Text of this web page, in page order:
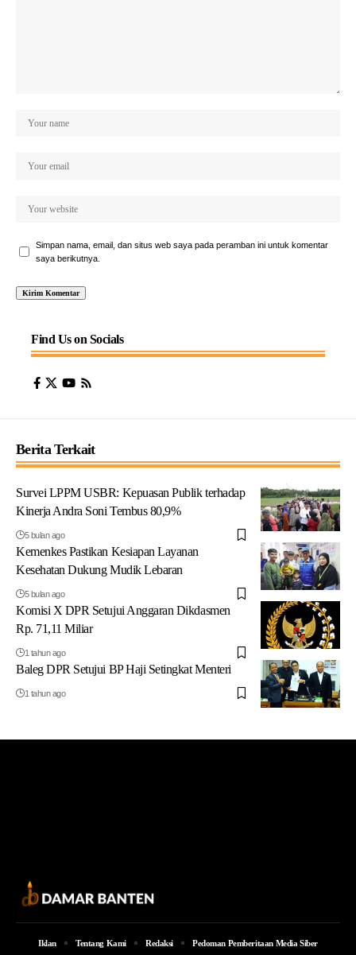
Simpan nama, email, dan situs web saya pada peramban ini untuk komentar
saya berikutnya.
Find Us on Socials
Berita Terkait
Survei LPPM USBR: Kepuasan Publik terhadap
Kinerja Andra Soni Tembus 80,9%
5 bulan ago
Kemenkes Pastikan Kesiapan Layanan
Kesehatan Dukung Mudik Lebaran
5 bulan ago
Komisi X DPR Setujui Anggaran Dikdasmen
Rp. 71,11 Miliar
1 tahun ago
Baleg DPR Setujui BP Haji Setingkat Menteri
1 tahun ago
Iklan Tentang Kami Redaksi Pedoman Pemberitaan Media Siber